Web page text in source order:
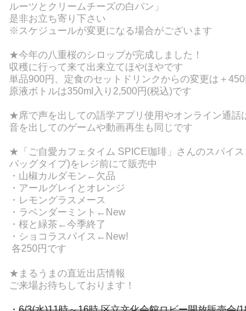
ルーツとクリームチーズの白パン」
是非お立ち寄り下さい
※スケジュールが変更になる場合がございます
★今年の八重桜のシロップが完成しました！
収穫に行って来て出来立てほやほやです
単品900円、定食のセットドリンクからの変更は＋
原液ボトルは350ml入り2,500円(税込)です
★席で声を出しての語学アプリ使用やオンライン通話
音を出してのゲームや動画再生も同じです
★「ご自愛カフェタイム SPICE珈琲」さんのスパイス
バッグタイプ)をレジ前にて販売中
・山椒カルダモン←欠品
・アールグレイとオレンジ
・レモングラスメース
・ラベンダーミント←New
・桜と緑茶←今季終了
・ショコラスパイス←New!
各250円です
★まるうまの直近出店情報
ご来場お待ちしております！